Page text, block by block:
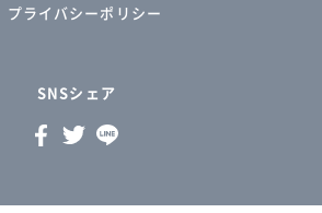
プライバシーポリシー
SNSシェア